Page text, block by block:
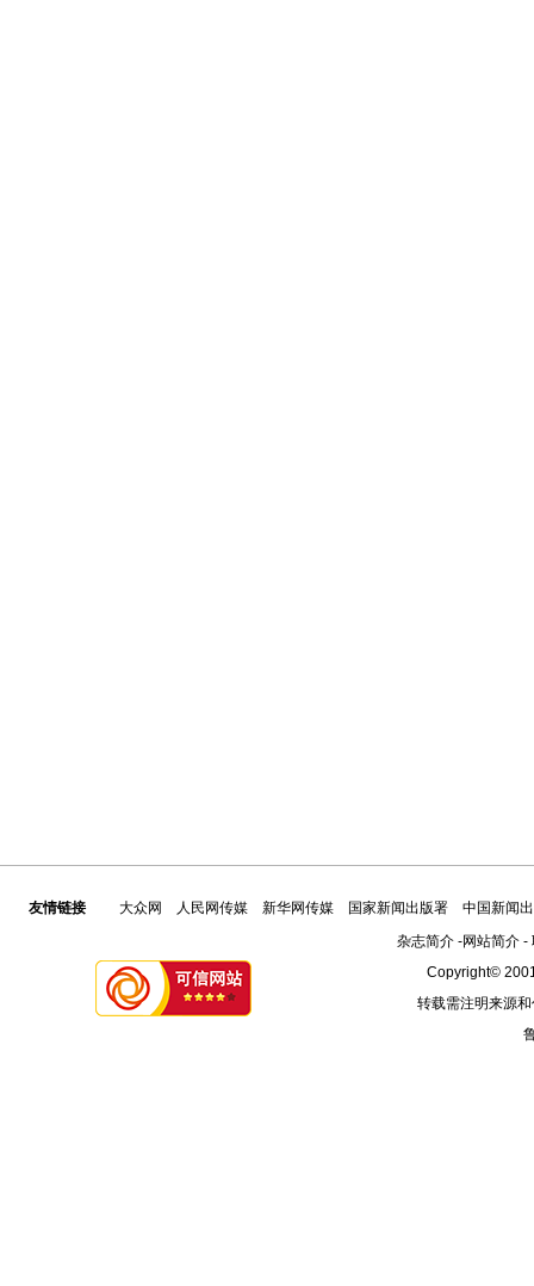
友情链接 大众网 人民网传媒 新华网传媒 国家新闻出版署
中国新闻
杂志简介-网站简介-
Copyright©
转载需注明来源